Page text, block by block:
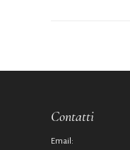
Contatti
Email: